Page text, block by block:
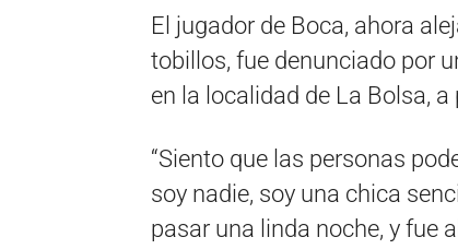
El jugador de Boca, ahora
tobillos, fue denunciado por
en la localidad de La Bolsa,
“Siento que las personas
soy nadie, soy una chica
pasar una linda noche, y fue